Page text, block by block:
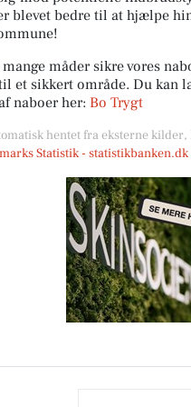
blevet bedre til at hjælpe
mange måder sikre vores
et sikkert område. Du kan
naboer her: Bo Trygt
hentet fra eksterne
Statistik - statistikbanken.dk
RENGØRING
ÅBENT LAGERSALG🧽 Med
GAVE Torsdag den 6/8-
Fra kl 13-17 Viborgvej 11F,
Åbn opslaget